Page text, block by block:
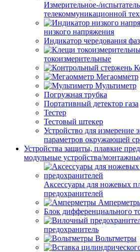
Измерительное-/
телекоммуникационной
низкого напряжения
Индикатор чередования фаз
токоизмерительные
Мегаомметр
Мультиметр
Погружная трубка
Портативный детектор газа
Тестер
Тестовый штекер
Устройство для измерение
параметров окружающей
Устройства защиты, плавкие
модульные устройства/
Аксессуары для ножевых
предохранителей
Блок дифференциального
предохранитель
Вольтметры